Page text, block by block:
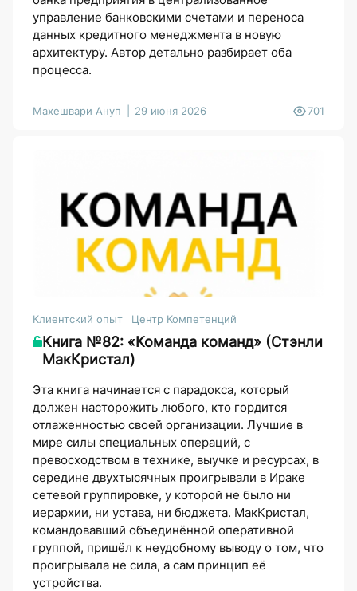
управление банковскими счетами и переноса
данных кредитного менеджмента в новую
архитектуру. Автор детально разбирает оба
процесса.
Махешвари Ануп 29 июня 2026 701
Клиентский опыт Центр Компетенций
Книга №82: «Команда команд» (Стэнли
МакКристал)
Эта книга начинается с парадокса, который
должен насторожить любого, кто гордится
отлаженностью своей организации. Лучшие в
мире силы специальных операций, с
превосходством в технике, выучке и ресурсах, в
середине двухтысячных проигрывали в Ираке
сетевой группировке, у которой не было ни
иерархии, ни устава, ни бюджета. МакКристал,
командовавший объединённой оперативной
группой, пришёл к неудобному выводу о том, что
проигрывала не сила, а сам принцип её
устройства.